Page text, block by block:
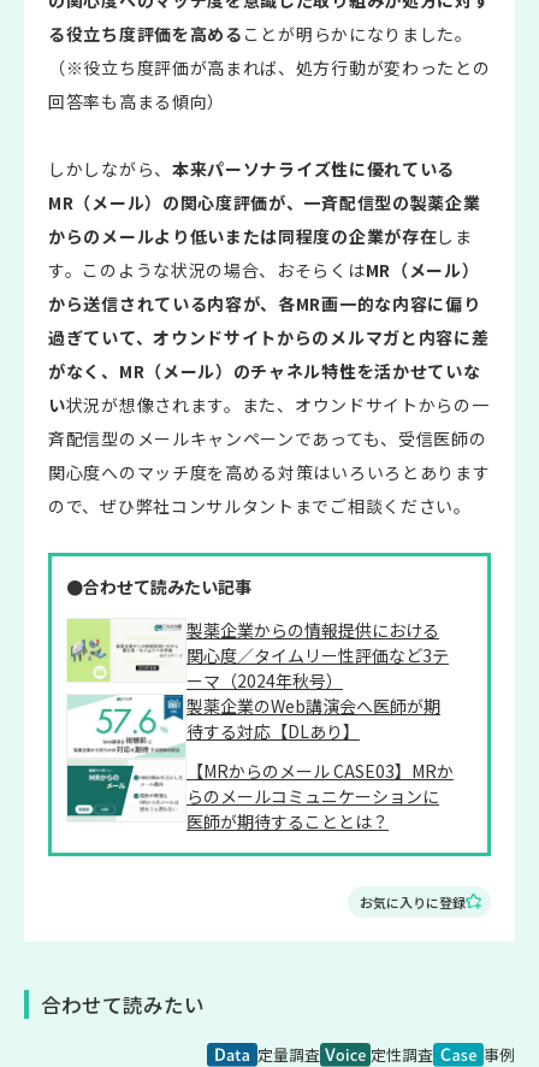
る役立ち度評価を高める ことが明らかになりました。
（※役立ち度評価が高まれば、処方行動が変わったとの
回答率も高まる傾向）
しかしながら、 本来パーソナライズ性に優れている
MR（メール）の関心度評価が、一斉配信型の製薬企業
からのメールより低いまたは同程度の企業が存在しま
す。このような状況の場合、おそらくはMR（メール）
から送信されている内容が、各MR画一的な内容に偏り
過ぎていて、オウンドサイトからのメルマガと内容に差
がなく、MR（メール）のチャネル特性を活かせていな
い状況が想像されます。また、オウンドサイトからの一
斉配信型のメールキャンペーンであっても、受信医師の
関心度へのマッチ度を高める対策はいろいろとあります
ので、ぜひ弊社コンサルタントまでご相談ください。
●合わせて読みたい記事
製薬企業からの情報提供における
関心度／タイムリー性評価など3テ
ーマ（2024年秋号）
製薬企業のWeb講演会へ医師が期
待する対応【DLあり】
【MRからのメール CASE03】MRか
らのメールコミュニケーションに
医師が期待することとは？
お気に入りに登録
合わせて読みたい
定量調査 定性調査 事例